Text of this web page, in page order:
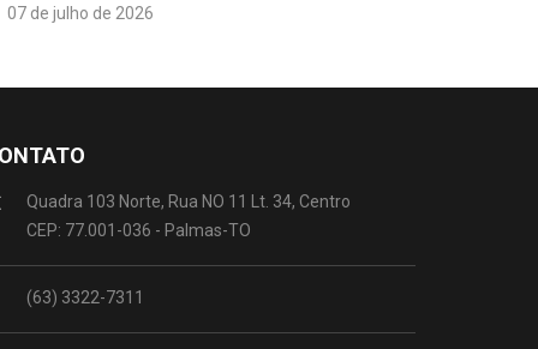
07 de julho de 2026
Quadra 103 Norte, Rua NO 11 Lt. 34, Centro
CEP: 77.001-036 - Palmas-TO
(63) 3322-7311